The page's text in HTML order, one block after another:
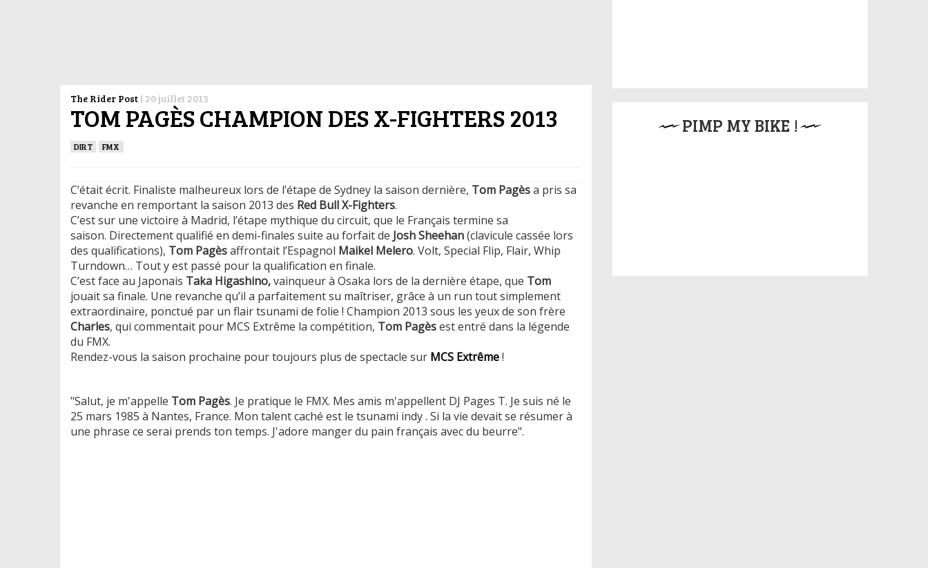
The Rider Post | 20 juillet 2013
TOM PAGÈS CHAMPION DES X-FIGHTERS 2013
DIRT FMX
C’était écrit. Finaliste malheureux lors de l’étape de Sydney la saison dernière, Tom Pagèsa pris sa
revanche en remportant la saison 2013 des Red Bull X-Fighters.
C’est sur une victoire à Madrid, l’étape mythique du circuit, que le Français termine sa
saison. Directement qualifié en demi-finales suite au forfait de Josh Sheehan(clavicule cassée lors
des qualifications), Tom Pagèsaffrontait l’Espagnol Maikel Melero. Volt, Special Flip, Flair, Whip
Turndown… Tout y est passé pour la qualification en finale.
C’est face au Japonais Taka Higashino,vainqueur à Osaka lors de la dernière étape, que Tom
jouait sa finale. Une revanche qu’il a parfaitement su maîtriser, grâce à un run tout simplement
extraordinaire, ponctué par un flair tsunami de folie ! Champion 2013 sous les yeux de son frère
Charles, qui commentait pour MCS Extrême la compétition, Tom Pagèsest entré dans la légende
du FMX.
Rendez-vous la saison prochaine pour toujours plus de spectacle sur MCS Extrême!
"Salut, je m'appelle Tom Pagès. Je pratique le FMX. Mes amis m'appellent DJ Pages T. Je suis né le
25 mars 1985 à Nantes, France. Mon talent caché est le tsunami indy . Si la vie devait se résumer à
une phrase ce serai prends ton temps. J'adore manger du pain français avec du beurre".
PIMP MY BIKE !